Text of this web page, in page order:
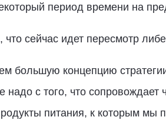
период времени на
сейчас идет пересмотр
большую концепцию
надо с того, что
питания, к которым